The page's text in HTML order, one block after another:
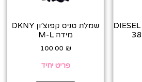
שמלה ספורט אלגנט DIESEL
שמלת טניס קפוצ׳ון DKNY
מידה M-L
100.00 ₪
פריט יחיד